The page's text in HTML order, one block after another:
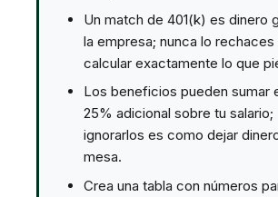
Un match de 401(k) es dinero
la empresa; nunca lo rechaces
calcular exactamente lo que
Los beneficios pueden sumar
25% adicional sobre tu salario;
ignorarlos es como dejar
mesa.
Crea una tabla con números